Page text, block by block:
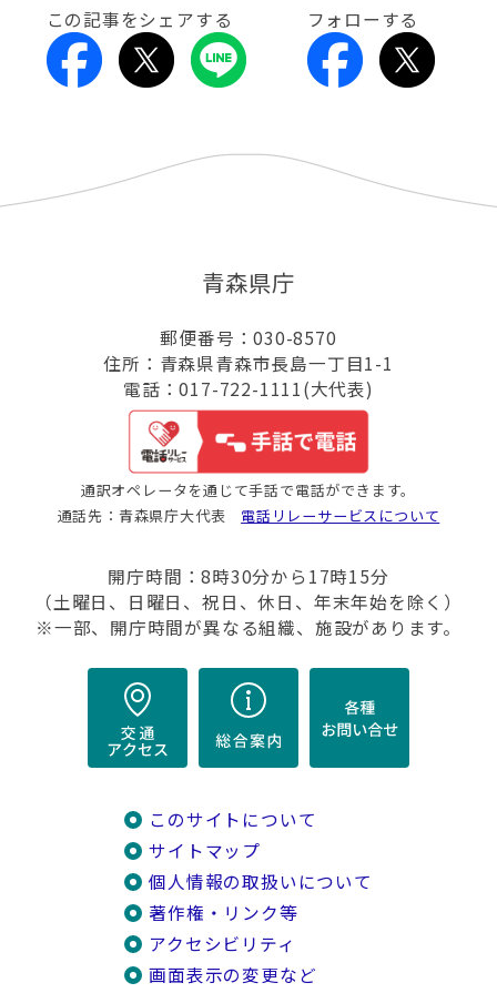
この記事をシェアする フォローする
青森県庁
郵便番号：030-8570
住所：青森県青森市長島一丁目1-1
電話：017-722-1111(大代表)
通訳オペレータを通じて手話で電話ができます。
通話先：青森県庁大代表 電話リレーサービスについて
開庁時間：8時30分から17時15分
（土曜日、日曜日、祝日、休日、年末年始を除く）
※一部、開庁時間が異なる組織、施設があります。
このサイトについて
サイトマップ
個人情報の取扱いについて
著作権・リンク等
アクセシビリティ
画面表示の変更など